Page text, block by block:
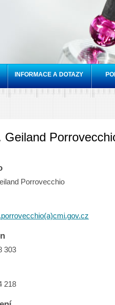
INFORMACE A DOTAZY
Geiland
Porrovecchio
303
218